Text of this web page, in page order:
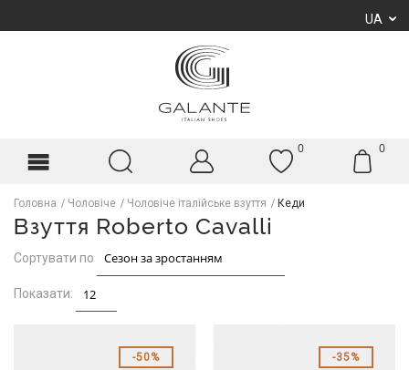
UA
0 0
Головна Чоловіче Чоловіче італійське взуття Кеди
Взуття Roberto Cavalli
Сортувати по
Показати:
50% 35%